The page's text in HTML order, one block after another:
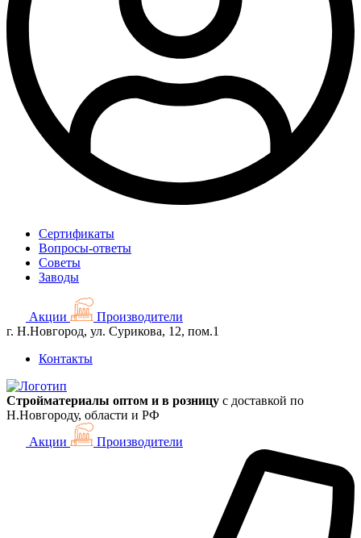
Сертификаты
Вопросы-ответы
Советы
Заводы
Акции
Производители
г. Н.Новгород, ул. Сурикова, 12, пом.1
Контакты
Стройматериалы оптом и в розницу с доставкой по
Н.Новгороду, области и РФ
Акции
Производители